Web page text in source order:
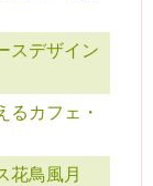
スデザイン
るカフェ・
花鳥風月